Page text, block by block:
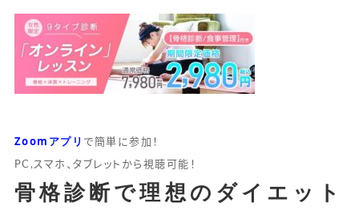
Zoomアプリ で簡単に参加！
PC,スマホ、タブレットから視聴可能！
骨格診断で理想のダイエット